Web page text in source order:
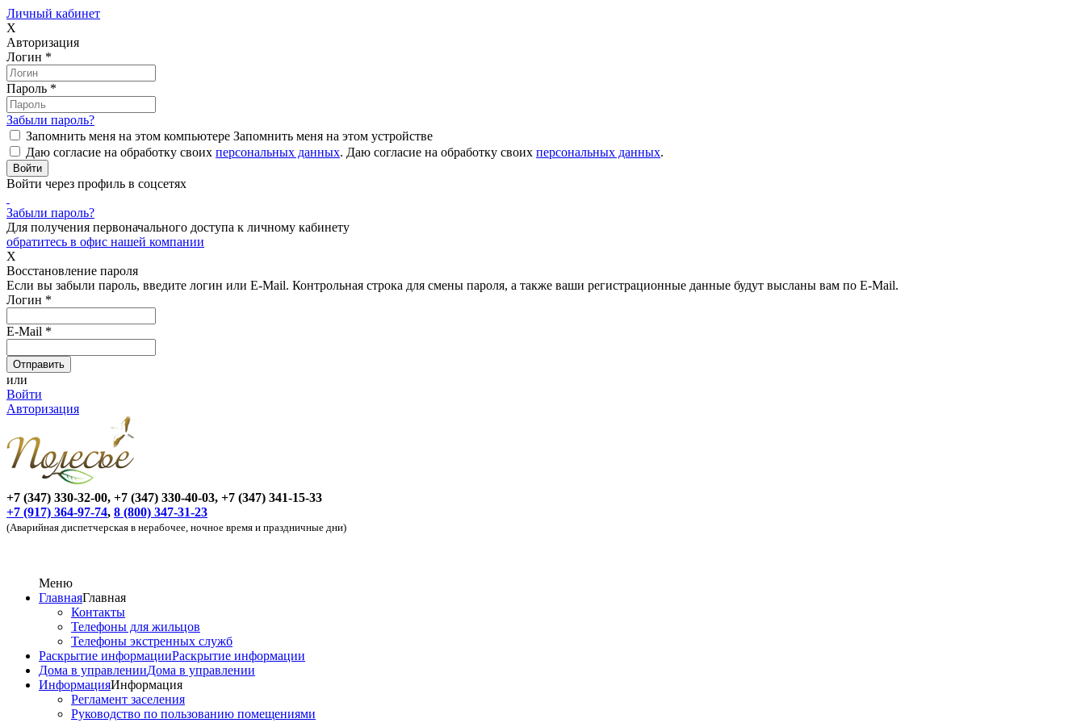
Личный кабинет
X
Авторизация
Логин *
Пароль *
Забыли пароль?
Запомнить меня на этом компьютере Запомнить меня на этом устройстве
Даю согласие на обработку своих персональных данных. Даю согласие на обработку своих персональных данных.
Войти через профиль в соцсетях
Забыли пароль?
Для получения первоначального доступа к личному кабинету
обратитесь в офис нашей компании
X
Восстановление пароля
Если вы забыли пароль, введите логин или E-Mail. Контрольная строка для смены пароля, а также ваши регистрационные данные будут высланы вам по E-Mail.
Логин *
E-Mail *
или
Войти
Авторизация
+7 (347) 330-32-00, +7 (347) 330-40-03, +7 (347) 341-15-33
+7 (917) 364-97-74, 8 (800) 347-31-23
(Аварийная диспетчерская в нерабочее, ночное время и праздничные дни)
Меню
ГлавнаяГлавная
Контакты
Телефоны для жильцов
Телефоны экстренных служб
Раскрытие информацииРаскрытие информации
Дома в управленииДома в управлении
ИнформацияИнформация
Регламент заселения
Руководство по пользованию помещениями